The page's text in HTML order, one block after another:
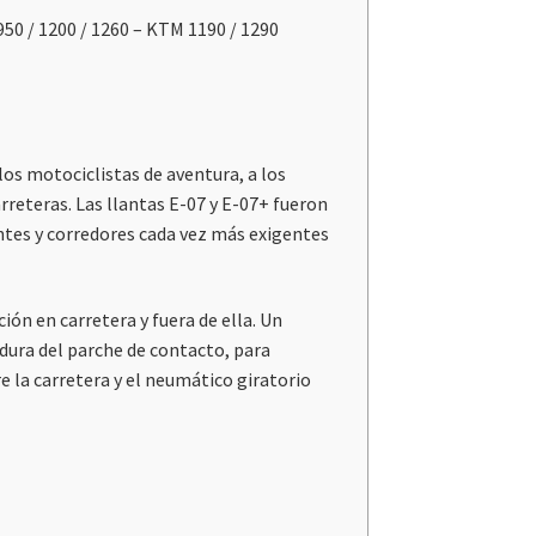
/ 1200 / 1260 – KTM 1190 / 1290
motociclistas de aventura, a los
Las llantas E-07 y E-07+ fueron
y corredores cada vez más exigentes
en carretera y fuera de ella. Un
del parche de contacto, para
la carretera y el neumático giratorio